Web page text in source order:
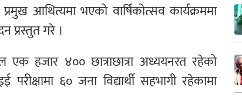
आथित्यमा भएको वार्षिकोत्सव कार्यक्रममा
प्रस्तुत गरे ।
एक हजार ४०० छात्राछात्रा अध्ययनरत रहेको
६० जना विद्यार्थी सहभागी रहेकामा